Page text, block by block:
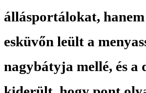
állásportálokat,
esküvőn leült a
nagybátyja mellé, és a